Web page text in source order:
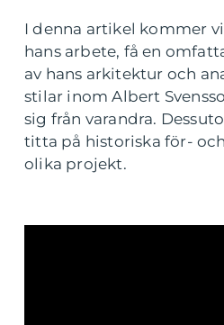
I denna artikel kommer
hans arbete, få en
av hans arkitektur och
stilar inom Albert
sig från varandra.
titta på historiska för-
olika projekt.